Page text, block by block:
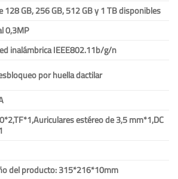
128 GB, 256 GB, 512 GB y 1 TB disponibles
0,3MP
inalámbrica IEEE802.11b/g/n
por huella dactilar
estéreo de 3,5 mm*1,DC
del producto: 315*216*10mm